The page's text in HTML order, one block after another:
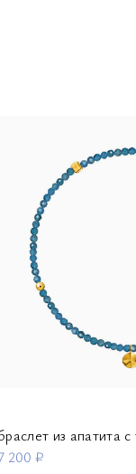
из апатита
200 ₽